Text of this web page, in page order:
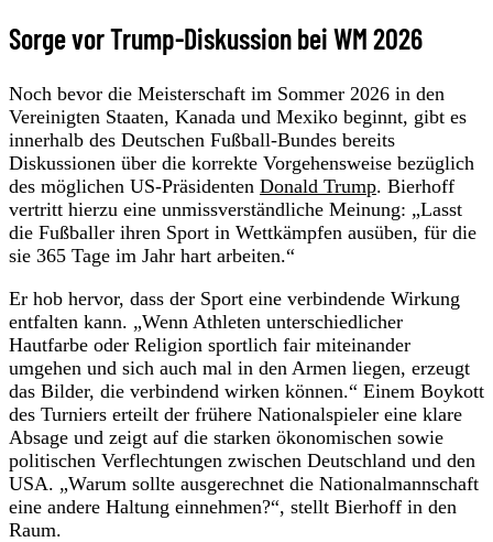
Sorge vor Trump-Diskussion bei WM 2026
Noch bevor die Meisterschaft im Sommer 2026 in den
Vereinigten Staaten, Kanada und Mexiko beginnt, gibt es
innerhalb des Deutschen Fußball-Bundes bereits
Diskussionen über die korrekte Vorgehensweise bezüglich
des möglichen US-Präsidenten Donald Trump. Bierhoff
vertritt hierzu eine unmissverständliche Meinung: „Lasst
die Fußballer ihren Sport in Wettkämpfen ausüben, für die
sie 365 Tage im Jahr hart arbeiten.“
Er hob hervor, dass der Sport eine verbindende Wirkung
entfalten kann. „Wenn Athleten unterschiedlicher
Hautfarbe oder Religion sportlich fair miteinander
umgehen und sich auch mal in den Armen liegen, erzeugt
das Bilder, die verbindend wirken können.“ Einem Boykott
des Turniers erteilt der frühere Nationalspieler eine klare
Absage und zeigt auf die starken ökonomischen sowie
politischen Verflechtungen zwischen Deutschland und den
USA. „Warum sollte ausgerechnet die Nationalmannschaft
eine andere Haltung einnehmen?“, stellt Bierhoff in den
Raum.